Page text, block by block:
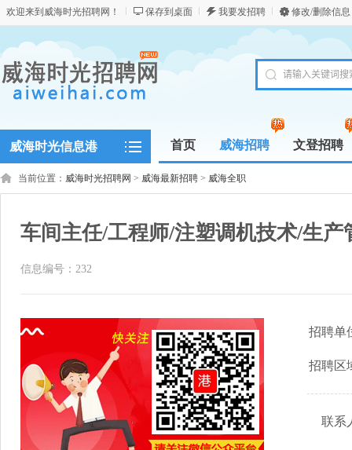
欢迎来到威海时光招聘网！ 保存到桌面 我要发招聘 修改/删除信息
威海时光信息港 首页 威海招聘 文登招聘
当前位置： 威海时光招聘网 > 威海最新招聘 > 威海全职
车间主任/工程师/注塑调机技术/生产
信息编号：232
招聘单
招聘区
联系